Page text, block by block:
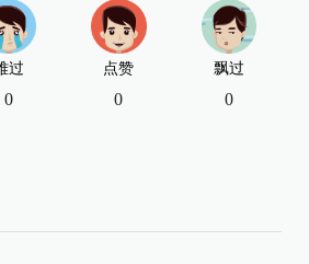
过
0
点赞
0
飘过
0